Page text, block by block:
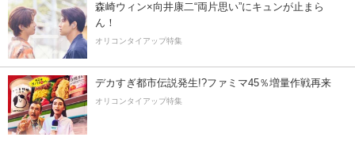
森崎ウィン×向井康二“両片思い”にキュンが止まら
ん！
オリコンタイアップ特集
デカすぎ都市伝説発生!?ファミマ45％増量作戦再来
オリコンタイアップ特集